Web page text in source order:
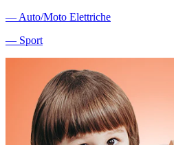
― Auto/Moto Elettriche
― Sport